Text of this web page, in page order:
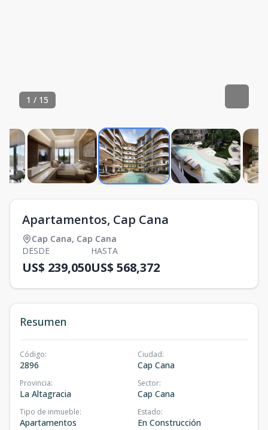
1 / 15
Apartamentos, Cap Cana
Cap Cana, Cap Cana
DESDE
US$ 239,050
HASTA
US$ 568,372
Resumen
Código:
2896
Ciudad:
Cap Cana
Provincia:
La Altagracia
Sector:
Cap Cana
Tipo de inmueble:
Apartamentos
Estado:
En Construcción